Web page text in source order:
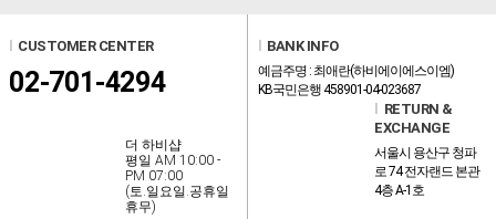
l CUSTOMER CENTER
02-701-4294
더 하비샵
평일 AM 10:00 -
PM 07:00
(토.일요일.공휴일
휴무)
l BANK INFO
예금주명 : 최애란(하비에이에스이엠)
KB국민은행 458901-04-023687
l RETURN &
EXCHANGE
서울시 용산구 청파
로 74 전자랜드 본관
4층 A-1호